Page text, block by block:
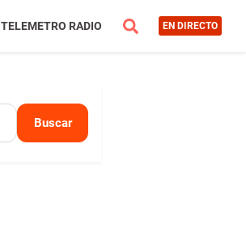
TELEMETRO RADIO EN DIRECTO
Buscar